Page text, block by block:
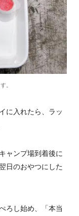
。
に入れたら、ラッ
ャンプ場到着後に
日のおやつにした
ろし始め、「本当